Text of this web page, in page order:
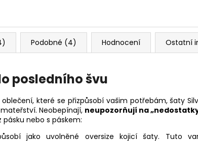
Podobné (4) Hodnocení Ostatní
posledního švu
které se přizpůsobí vašim potřebám, šaty
Neobepínají, neupozorňují na
nebo s páskem:
jako uvolněné oversize kojicí šaty. Tuto